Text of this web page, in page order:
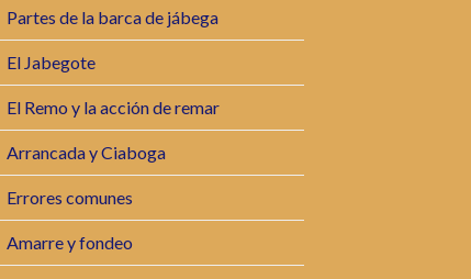
Partes de la barca de jábega
El Jabegote
El Remo y la acción de remar
Arrancada y Ciaboga
Errores comunes
Amarre y fondeo